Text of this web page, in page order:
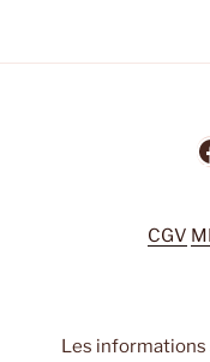
CGV
Les informations